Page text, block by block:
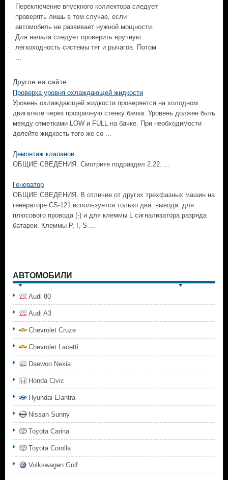
Переключение впускного коллектора следует
проверять лишь в том случае, если
автомобиль не развивает нужной мощности.
Для начала следует проверить вручную
легкоходность системы тяг и рычагов. Потом
...
Другое на сайте:
Проверка уровня охлаждающей жидкости
Уровень охлаждающей жидкости проверяется на холодном
двигателе через прозрачную стенку бачка. Уровень должен быть
между отметками LOW и FULL на бачке. При необходимости
долейте жидкость того же со ...
Демонтаж клапанов
ОБЩИЕ СВЕДЕНИЯ. Смотрите подраздел 2.22. ...
Генератор
ОБЩИЕ СВЕДЕНИЯ. В отличие от других трехфазных машин на
генераторе CS-121 используется только два. вывода: для
плюсового провода (-) и для клеммы L сигнализатора разряда
батареи. Клеммы Р, I, S ...
АВТОМОБИЛИ
Audi 80
Audi A3
Chevrolet Cruze
Chevrolet Lacetti
Daewoo Nexia
Honda Civic
Hyundai Elantra
Nissan Sunny
Toyota Carina
Toyota Corolla
Volkswagen Golf